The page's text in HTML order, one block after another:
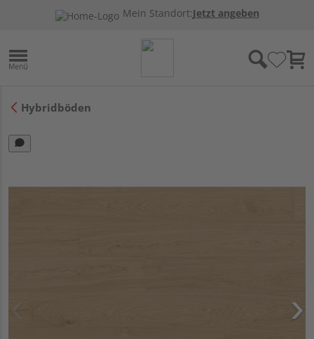
Mein Standort:Jetzt angeben
Hybridböden